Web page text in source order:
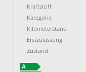
Kraftstoff
Kategorie
Kilometerstand
Erstzulassung
Zustand